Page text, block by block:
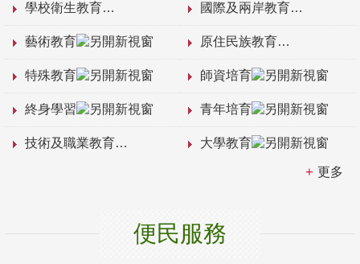
學校衛生教育 國際及兩岸教育
藝術教育 原住民族教育
特殊教育 師資培育
終身學習 青年培育
技術及職業教育 大學教育
更多
便民服務